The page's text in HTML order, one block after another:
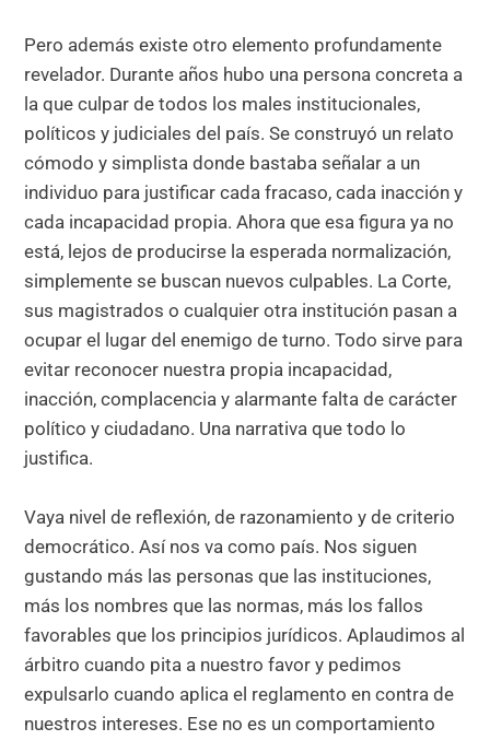
Pero además existe otro elemento profundamente
revelador. Durante años hubo una persona concreta a
la que culpar de todos los males institucionales,
políticos y judiciales del país. Se construyó un relato
cómodo y simplista donde bastaba señalar a un
individuo para justificar cada fracaso, cada inacción y
cada incapacidad propia. Ahora que esa figura ya no
está, lejos de producirse la esperada normalización,
simplemente se buscan nuevos culpables. La Corte,
sus magistrados o cualquier otra institución pasan a
ocupar el lugar del enemigo de turno. Todo sirve para
evitar reconocer nuestra propia incapacidad,
inacción, complacencia y alarmante falta de carácter
político y ciudadano. Una narrativa que todo lo
justifica.
Vaya nivel de reflexión, de razonamiento y de criterio
democrático. Así nos va como país. Nos siguen
gustando más las personas que las instituciones,
más los nombres que las normas, más los fallos
favorables que los principios jurídicos. Aplaudimos al
árbitro cuando pita a nuestro favor y pedimos
expulsarlo cuando aplica el reglamento en contra de
nuestros intereses. Ese no es un comportamiento